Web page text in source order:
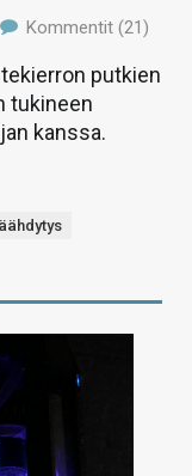
Kommentit (21)
putkien
tukineen
kanssa.